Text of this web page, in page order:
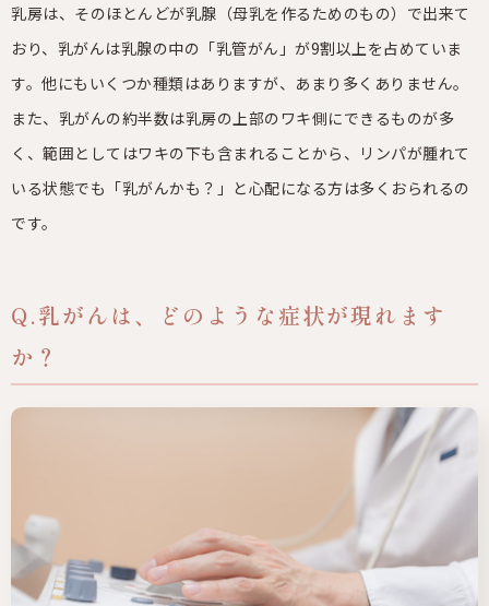
乳房は、そのほとんどが乳腺（母乳を作るためのもの）で出来て
おり、乳がんは乳腺の中の「乳管がん」が9割以上を占めていま
す。他にもいくつか種類はありますが、あまり多くありません。
また、乳がんの約半数は乳房の上部のワキ側にできるものが多
く、範囲としてはワキの下も含まれることから、リンパが腫れて
いる状態でも「乳がんかも？」と心配になる方は多くおられるの
です。
Q.乳がんは、どのような症状が現れます
か？